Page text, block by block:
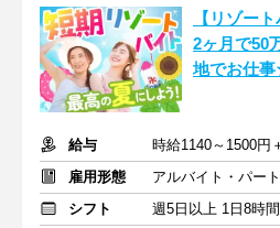
【リゾー
2ヶ月で50
地でお仕
給与
時給1140～1500円
雇用形態
アルバイト・パート
シフト
週5日以上 1日8時